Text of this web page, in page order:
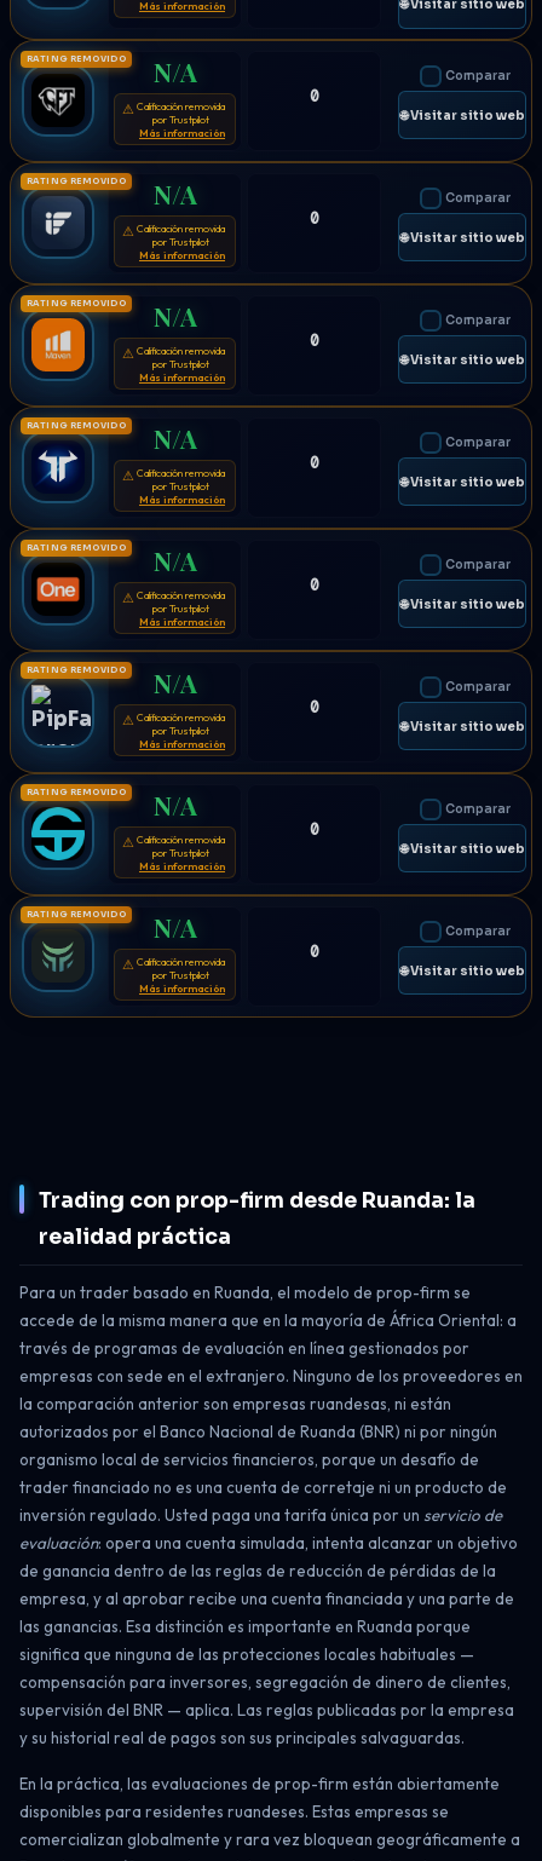
Más información 🌐 Visitar sitio web
RATING REMOVIDO N/A
⚠ Calificación removida
por Trustpilot
Más información
0
Comparar
🌐 Visitar sitio web
RATING REMOVIDO N/A
⚠ Calificación removida
por Trustpilot
Más información
0
Comparar
🌐 Visitar sitio web
RATING REMOVIDO N/A
⚠ Calificación removida
por Trustpilot
Más información
0
Comparar
🌐 Visitar sitio web
RATING REMOVIDO N/A
⚠ Calificación removida
por Trustpilot
Más información
0
Comparar
🌐 Visitar sitio web
RATING REMOVIDO N/A
⚠ Calificación removida
por Trustpilot
Más información
0
Comparar
🌐 Visitar sitio web
RATING REMOVIDO N/A
⚠ Calificación removida
por Trustpilot
Más información
0
Comparar
🌐 Visitar sitio web
RATING REMOVIDO N/A
⚠ Calificación removida
por Trustpilot
Más información
0
Comparar
🌐 Visitar sitio web
RATING REMOVIDO N/A
⚠ Calificación removida
por Trustpilot
Más información
0
Comparar
🌐 Visitar sitio web
Trading con prop-firm desde Ruanda: la
realidad práctica
Para un trader basado en Ruanda, el modelo de prop-firm se
accede de la misma manera que en la mayoría de África Oriental: a
través de programas de evaluación en línea gestionados por
empresas con sede en el extranjero. Ninguno de los proveedores en
la comparación anterior son empresas ruandesas, ni están
autorizados por el Banco Nacional de Ruanda (BNR) ni por ningún
organismo local de servicios financieros, porque un desafío de
trader financiado no es una cuenta de corretaje ni un producto de
inversión regulado. Usted paga una tarifa única por un servicio de
evaluación: opera una cuenta simulada, intenta alcanzar un objetivo
de ganancia dentro de las reglas de reducción de pérdidas de la
empresa, y al aprobar recibe una cuenta financiada y una parte de
las ganancias. Esa distinción es importante en Ruanda porque
significa que ninguna de las protecciones locales habituales —
compensación para inversores, segregación de dinero de clientes,
supervisión del BNR — aplica. Las reglas publicadas por la empresa
y su historial real de pagos son sus principales salvaguardas.
En la práctica, las evaluaciones de prop-firm están abiertamente
disponibles para residentes ruandeses. Estas empresas se
comercializan globalmente y rara vez bloquean geográficamente a